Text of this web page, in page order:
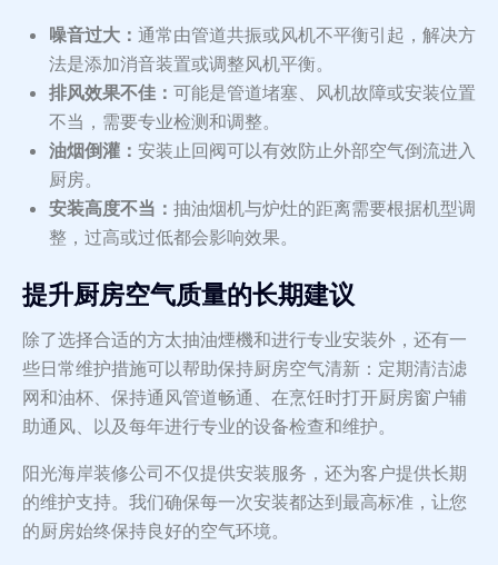
噪音过大： 通常由管道共振或风机不平衡引起，解决方
法是添加消音装置或调整风机平衡。
排风效果不佳： 可能是管道堵塞、风机故障或安装位置
不当，需要专业检测和调整。
油烟倒灌： 安装止回阀可以有效防止外部空气倒流进入
厨房。
安装高度不当： 抽油烟机与炉灶的距离需要根据机型调
整，过高或过低都会影响效果。
提升厨房空气质量的长期建议
除了选择合适的方太抽油煙機和进行专业安装外，还有一
些日常维护措施可以帮助保持厨房空气清新：定期清洁滤
网和油杯、保持通风管道畅通、在烹饪时打开厨房窗户辅
助通风、以及每年进行专业的设备检查和维护。
阳光海岸装修公司不仅提供安装服务，还为客户提供长期
的维护支持。我们确保每一次安装都达到最高标准，让您
的厨房始终保持良好的空气环境。